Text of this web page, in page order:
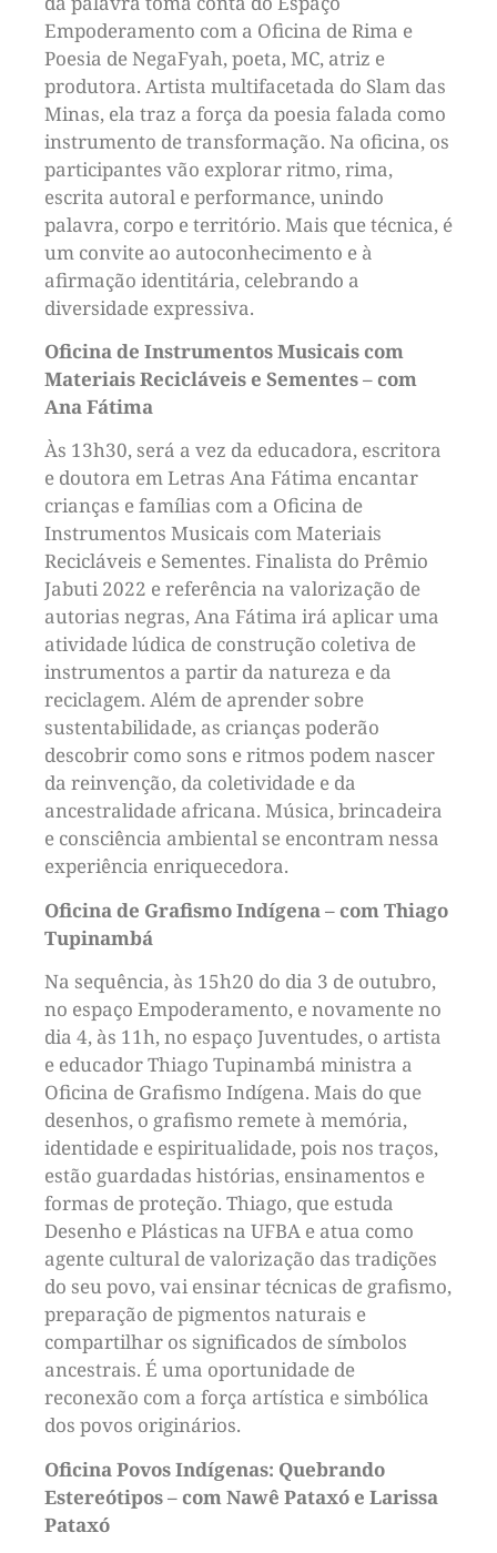
Empoderamento com a Oficina de Rima e
Poesia de NegaFyah, poeta, MC, atriz e
produtora. Artista multifacetada do Slam das
Minas, ela traz a força da poesia falada como
instrumento de transformação. Na oficina, os
participantes vão explorar ritmo, rima,
escrita autoral e performance, unindo
palavra, corpo e território. Mais que técnica, é
um convite ao autoconhecimento e à
afirmação identitária, celebrando a
diversidade expressiva.
Oficina de Instrumentos Musicais com
Materiais Recicláveis e Sementes – com
Ana Fátima
Às 13h30, será a vez da educadora, escritora
e doutora em Letras Ana Fátima encantar
crianças e famílias com a Oficina de
Instrumentos Musicais com Materiais
Recicláveis e Sementes. Finalista do Prêmio
Jabuti 2022 e referência na valorização de
autorias negras, Ana Fátima irá aplicar uma
atividade lúdica de construção coletiva de
instrumentos a partir da natureza e da
reciclagem. Além de aprender sobre
sustentabilidade, as crianças poderão
descobrir como sons e ritmos podem nascer
da reinvenção, da coletividade e da
ancestralidade africana. Música, brincadeira
e consciência ambiental se encontram nessa
experiência enriquecedora.
Oficina de Grafismo Indígena – com Thiago
Tupinambá
Na sequência, às 15h20 do dia 3 de outubro,
no espaço Empoderamento, e novamente no
dia 4, às 11h, no espaço Juventudes, o artista
e educador Thiago Tupinambá ministra a
Oficina de Grafismo Indígena. Mais do que
desenhos, o grafismo remete à memória,
identidade e espiritualidade, pois nos traços,
estão guardadas histórias, ensinamentos e
formas de proteção. Thiago, que estuda
Desenho e Plásticas na UFBA e atua como
agente cultural de valorização das tradições
do seu povo, vai ensinar técnicas de grafismo,
preparação de pigmentos naturais e
compartilhar os significados de símbolos
ancestrais. É uma oportunidade de
reconexão com a força artística e simbólica
dos povos originários.
Oficina Povos Indígenas: Quebrando
Estereótipos – com Nawê Pataxó e Larissa
Pataxó